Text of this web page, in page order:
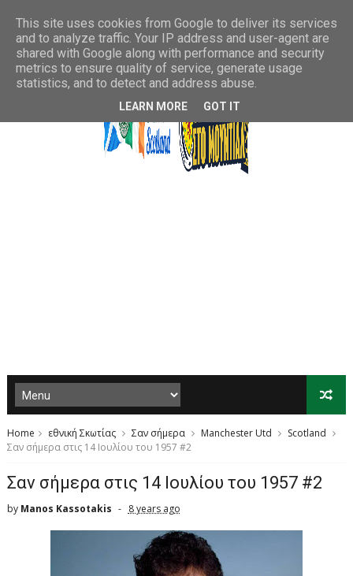
Home εθνική Σκωτίας Σαν σήμερα Manchester Utd
Scotland
Σαν σήμερα στις 14 Ιουλίου του 1957 #2
Σαν σήμερα στις 14 Ιουλίου του 1957 #2
by Manos Kassotakis 8 years ago
This site uses cookies from Google to deliver its services
and to analyze traffic. Your IP address and user-agent are
shared with Google along with performance and security
metrics to ensure quality of service, generate usage
statistics, and to detect and address abuse.
LEARN MORE GOT IT